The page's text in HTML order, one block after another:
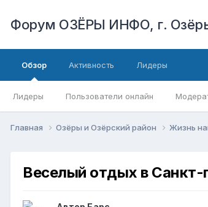
Форум ОЗЁРЫ ИНФО, г.
Обзор
Лидеры Пользователи онлайн
Активность Лидеры
Главная Озёры и Озёрский район Жизнь
Веселый отдых в Санкт-